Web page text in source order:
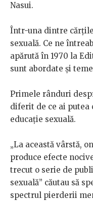
Nasui.
Într-una dintre
sexuală. Ce ne
apărută în 1970 la
sunt abordate și
Primele rânduri
diferit de ce ai putea
educație sexuală.
„La această vârstă,
produce efecte
trecut o serie de
sexuală” căutau să
spectrul pierderii